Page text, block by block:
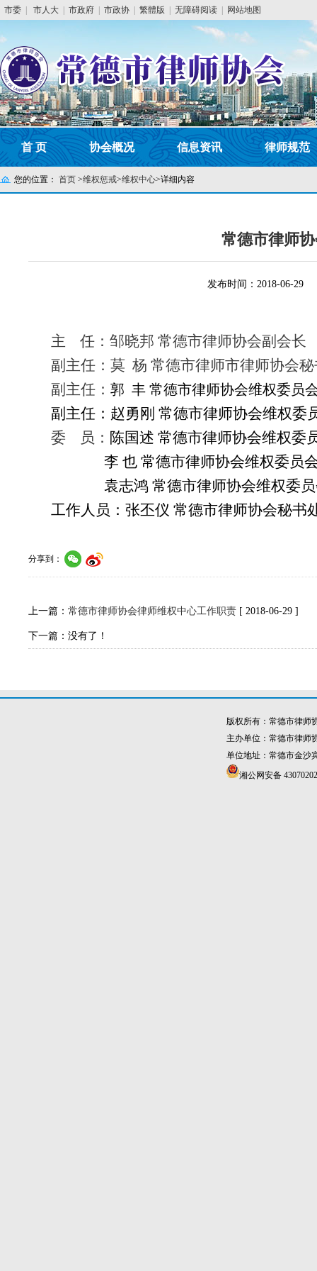
市委 市人大 市政府 市政协 繁體版 无障碍阅读 网站地图
首 页 协会概况 信息资讯 律师规范
您的位置： 首页 >维权惩戒>维权中心>详细内容
常德市律师
发布时间：2018-06-29
主 任：邹晓邦 常德市律师协会副会长
副主任：莫 杨 常德市律师市律师协会
副主任： 郭 丰 常德市律师协会维权委员
副主任：赵勇刚 常德市律师协会维权委
委 员： 陈国述 常德市律师协会维权委
李 也 常德市律师协会维权委员
袁志鸿 常德市律师协会维权委员
工作人员：张丕仪 常德市律师协会秘书
分享到：
上一篇： 常德市律师协会律师维权中心工作职责 [ 2018-06-29 ]
下一篇：没有了！
版权所有：常德市律
主办单位：常德市律
单位地址：常德市金沙
湘公网安备